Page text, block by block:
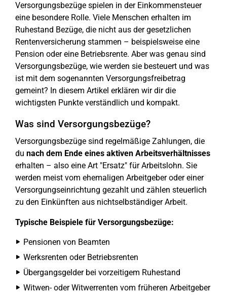
Versorgungsbezüge spielen in der Einkommensteuer
eine besondere Rolle. Viele Menschen erhalten im
Ruhestand Bezüge, die nicht aus der gesetzlichen
Rentenversicherung stammen – beispielsweise eine
Pension oder eine Betriebsrente. Aber was genau sind
Versorgungsbezüge, wie werden sie besteuert und was
ist mit dem sogenannten Versorgungsfreibetrag
gemeint? In diesem Artikel erklären wir dir die
wichtigsten Punkte verständlich und kompakt.
Was sind Versorgungsbezüge?
Versorgungsbezüge sind regelmäßige Zahlungen, die
du nach dem Ende eines aktiven Arbeitsverhältnisses
erhalten – also eine Art "Ersatz" für Arbeitslohn. Sie
werden meist vom ehemaligen Arbeitgeber oder einer
Versorgungseinrichtung gezahlt und zählen steuerlich
zu den Einkünften aus nichtselbständiger Arbeit.
Typische Beispiele für Versorgungsbezüge:
Pensionen von Beamten
Werksrenten oder Betriebsrenten
Übergangsgelder bei vorzeitigem Ruhestand
Witwen- oder Witwerrenten vom früheren Arbeitgeber